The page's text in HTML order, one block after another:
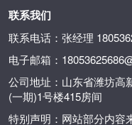
联系我们
联系电话：张经理
电子邮箱：
公司地址：山东省潍坊高
(一期)1号楼415房间
特别声明：网站部分内容